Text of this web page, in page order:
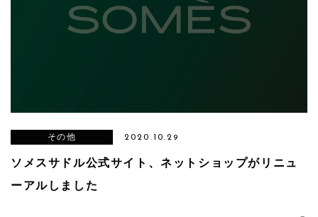
その他 2020.10.29
ソメスサドル公式サイト、ネットショップがリニュ
ーアルしました